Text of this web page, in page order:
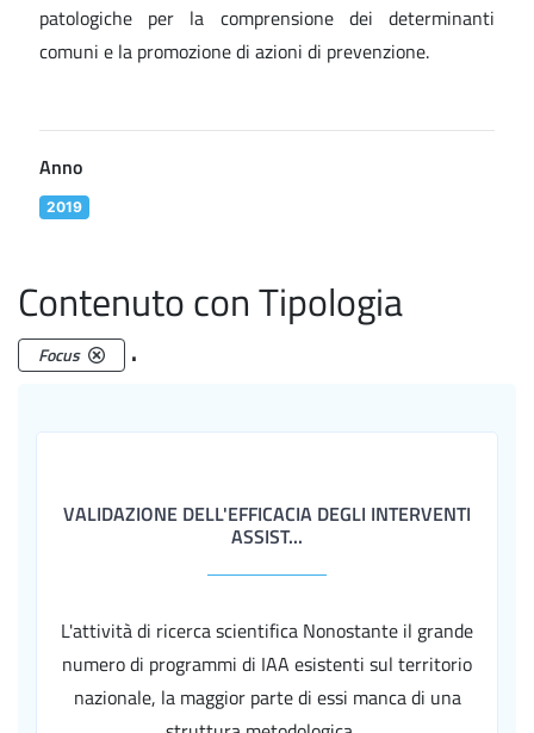
patologiche per la comprensione dei determinanti
comuni e la promozione di azioni di prevenzione.
Anno
2019
Contenuto con Tipologia
Focus .
VALIDAZIONE DELL'EFFICACIA DEGLI INTERVENTI
ASSIST...
L'attività di ricerca scientifica Nonostante il grande
numero di programmi di IAA esistenti sul territorio
nazionale, la maggior parte di essi manca di una